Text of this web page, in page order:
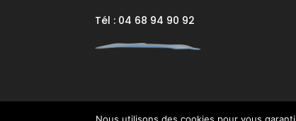
Tél : 04 68 94 90 92